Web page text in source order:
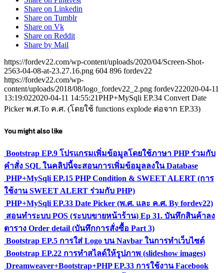
Share on Linkedin
Share on Tumblr
Share on Vk
Share on Reddit
Share by Mail
https://fordev22.com/wp-content/uploads/2020/04/Screen-Shot-
2563-04-08-at-23.27.16.png 604 896 fordev22
https://fordev22.com/wp-
content/uploads/2018/08/logo_fordev22_2.png fordev222020-04-11
13:19:022020-04-11 14:55:21PHP+MySqli EP.34 Convert Date
Picker พ.ศ.To ค.ศ. (โดยใช้ functions explode ต่อจาก EP.33)
You might also like
Bootstrap EP.9 โปรแกรมเพิ่มข้อมูลโดยใช้ภาษา PHP ร่วมกับ
คำสั่ง SQL ในคลิปนี้จะสอนการเพิ่มข้อมูลลงใน Database
PHP+MySqli EP.15 PHP Condition & SWEET ALERT (การ
ใช้งาน SWEET ALERT ร่วมกับ PHP)
PHP+MySqli EP.33 Date Picker (พ.ศ. และ ค.ศ. By fordev22)
สอนทำระบบ POS (ระบบขายหน้าร้าน) Ep 31. บันทึกสินค้าลง
ตาราง Order detail (บันทึกการสั่งซื้อ Part 3)
Bootstrap EP.5 การใส่ Logo บน Navbar ในการทำเว็บไซต์
Bootstrap EP.22 การทำสไลด์ให้รูปภาพ (slideshow images)
Dreamweaver+Bootstrap+PHP EP.33 การใช้งาน Facebook